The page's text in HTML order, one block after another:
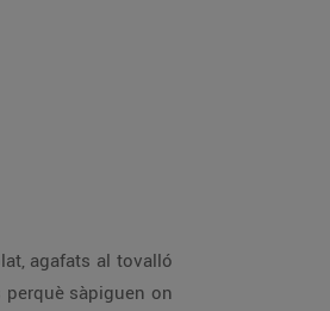
agafats al tovalló
sàpiguen on